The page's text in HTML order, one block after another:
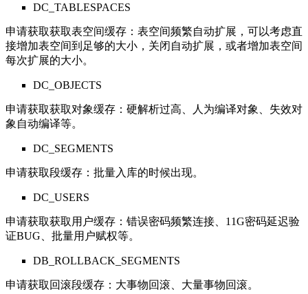
DC_TABLESPACES
申请获取获取表空间缓存：表空间频繁自动扩展，可以考虑直
接增加表空间到足够的大小，关闭自动扩展，或者增加表空间
每次扩展的大小。
DC_OBJECTS
申请获取获取对象缓存：硬解析过高、人为编译对象、失效对
象自动编译等。
DC_SEGMENTS
申请获取段缓存：批量入库的时候出现。
DC_USERS
申请获取获取用户缓存：错误密码频繁连接、11G密码延迟验
证BUG、批量用户赋权等。
DB_ROLLBACK_SEGMENTS
申请获取回滚段缓存：大事物回滚、大量事物回滚。